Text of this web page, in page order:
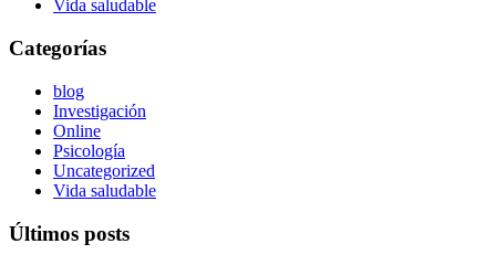
Vida saludable
Categorías
blog
Investigación
Online
Psicología
Uncategorized
Vida saludable
Últimos posts